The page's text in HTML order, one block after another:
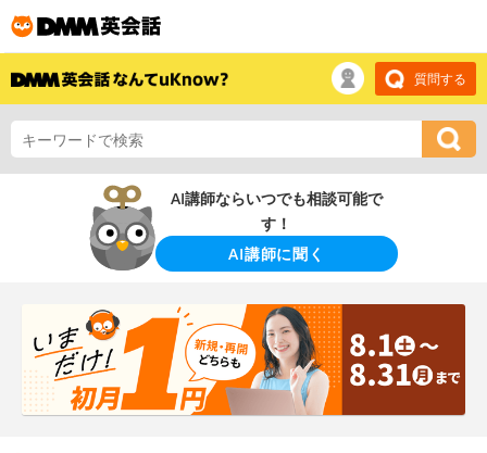
質問する
AI講師ならいつでも相談可能で
す！
AI講師に聞く